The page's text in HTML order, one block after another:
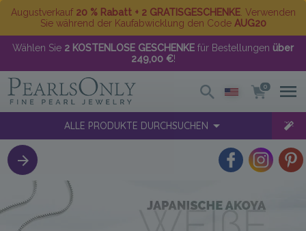
Augustverkauf 20 % Rabatt + 2 GRATISGESCHENKE. Verwenden
Sie während der Kaufabwicklung den Code AUG20
Wählen Sie 2 KOSTENLOSE GESCHENKE für Bestellungen über
249,00 €!
0
ALLE PRODUKTE DURCHSUCHEN